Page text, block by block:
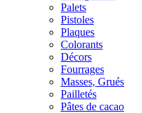
Palets
Pistoles
Plaques
Colorants
Décors
Fourrages
Masses, Grués
Pailletés
Pâtes de cacao